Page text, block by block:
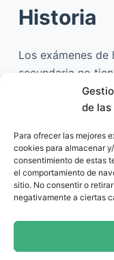
de
Para ofrecer las mejores
cookies para almacenar
consentimiento de estas
el comportamiento de
sitio. No consentir o
negativamente a ciertas
Historia
Los exámenes
secundaria no
insuperable. Con
ofrecemos, el
padre, madre o
calidad es la
pienses más,
de un examen de